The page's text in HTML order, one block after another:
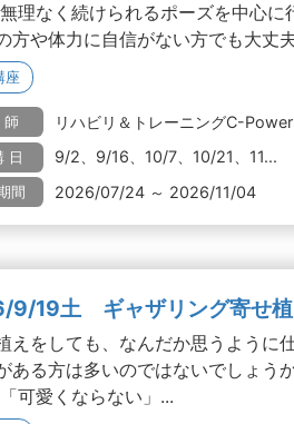
理なく続けられるポーズを中心に
方や体力に自信がない方でも大丈
座
リハビリ＆トレーニングC-
日 9/2、9/16、10/7、10/21、11...
間 2026/07/24 ～ 2026/11/04
9/19土 ギャザリング寄せ植
えをしても、なんだか思うように
ある方は多いのではないでしょう
可愛くならない」...